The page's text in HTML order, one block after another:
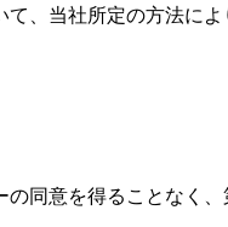
、当社所定の方法に
同意を得ることなく